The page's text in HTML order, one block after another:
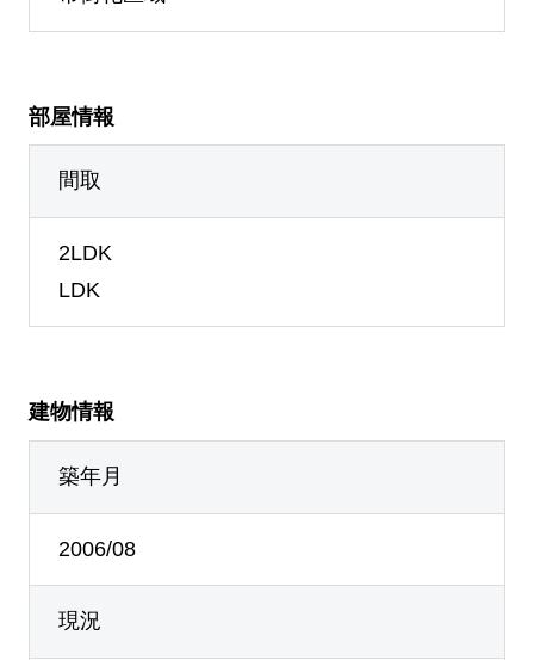
部屋情報
間取
2LDK
LDK
建物情報
築年月
2006/08
現況